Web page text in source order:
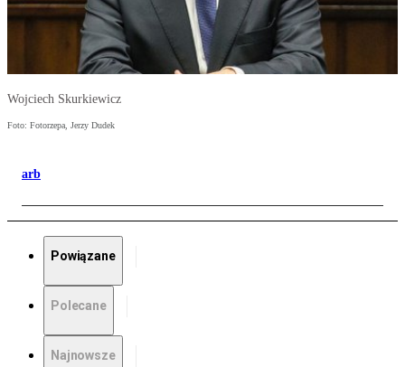
Wojciech Skurkiewicz
Foto: Fotorzepa, Jerzy Dudek
arb
Powiązane
Polecane
Najnowsze